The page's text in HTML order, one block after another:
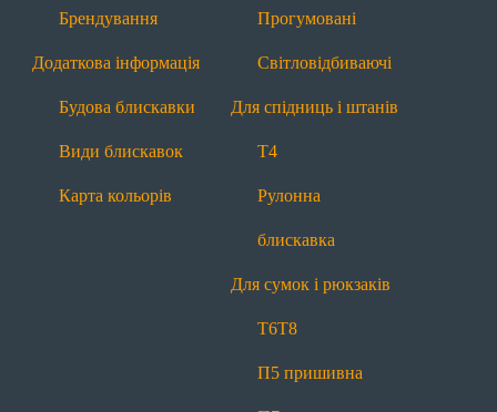
Брендування
Додаткова інформація
Будова блискавки
Види блискавок
Карта кольорів
Прогумовані
Світловідбиваючі
Для спідниць і штанів
Т4
Рулонна
блискавка
Для сумок і рюкзаків
Т6Т8
П5 пришивна
З лінією вшивання
Рулонна блискавка Водовідштовхуючі
Прогумовані Світловідбиваючі
Для одягу
Т6 Т6 реверсна
Водовідштовхуючі Прогумовані
Світловідбиваючі